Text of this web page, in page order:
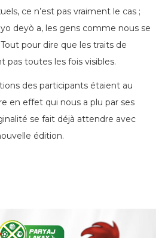
ce n’est pas vraiment le cas ;
deyò a, les gens comme nous se
pour dire que les traits de
pas toutes les fois visibles.
des participants étaient au
en effet qui nous a plu par ses
se fait déjà attendre avec
édition.